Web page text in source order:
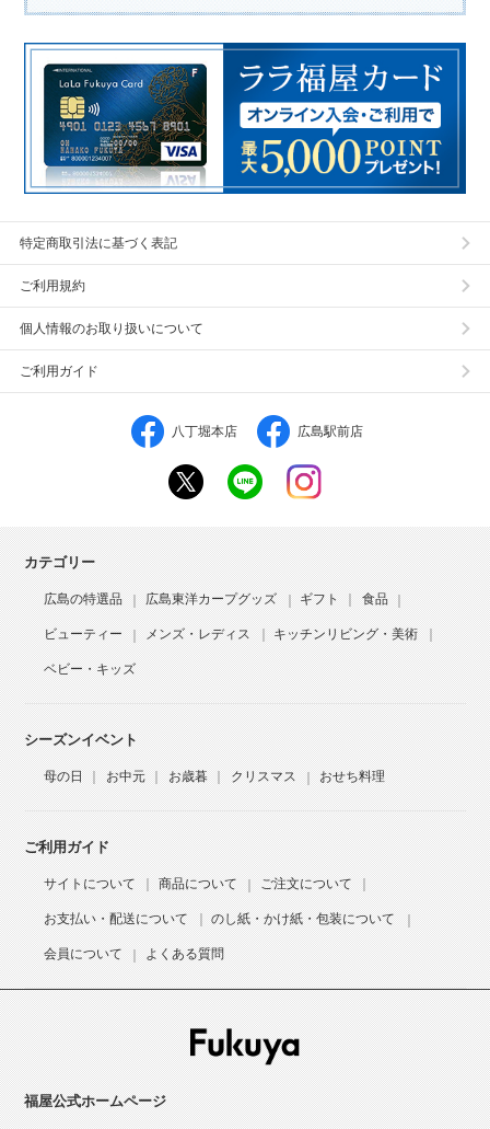
特定商取引法に基づく表記
ご利用規約
個人情報のお取り扱いについて
ご利用ガイド
八丁堀本店 広島駅前店
カテゴリー
広島の特選品 広島東洋カープグッズ ギフト 食品
ビューティー メンズ・レディス キッチンリビング・美術
ベビー・キッズ
シーズンイベント
母の日 お中元 お歳暮 クリスマス おせち料理
ご利用ガイド
サイトについて 商品について ご注文について
お支払い・配送について のし紙・かけ紙・包装について
会員について よくある質問
福屋公式ホームページ